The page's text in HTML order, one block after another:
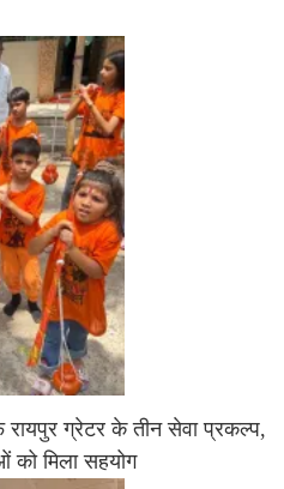
ग्रेटर के तीन सेवा प्रकल्प,
को मिला सहयोग